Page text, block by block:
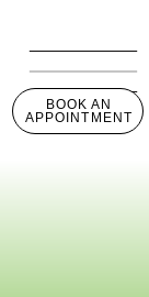
BOOK AN
APPOINTMENT